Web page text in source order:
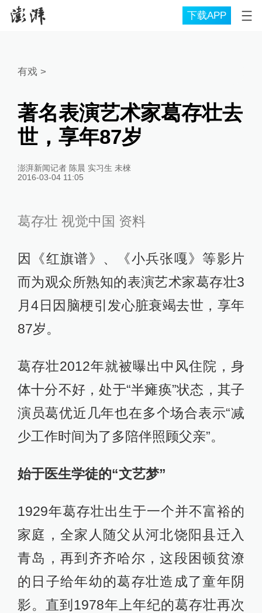
下载APP
有戏 >
著名表演艺术家葛存壮去
世，享年87岁
澎湃新闻记者 陈晨 实习生 未棶
2016-03-04 11:05
葛存壮 视觉中国 资料
因《红旗谱》、《小兵张嘎》等影片
而为观众所熟知的表演艺术家葛存壮3
月4日因脑梗引发心脏衰竭去世，享年
87岁。
葛存壮2012年就被曝出中风住院，身
体十分不好，处于“半瘫痪”状态，其子
演员葛优近几年也在多个场合表示“减
少工作时间为了多陪伴照顾父亲”。
始于医生学徒的“文艺梦”
1929年葛存壮出生于一个并不富裕的
家庭，全家人随父从河北饶阳县迁入
青岛，再到齐齐哈尔，这段困顿贫潦
的日子给年幼的葛存壮造成了童年阴
影。直到1978年上年纪的葛存壮再次